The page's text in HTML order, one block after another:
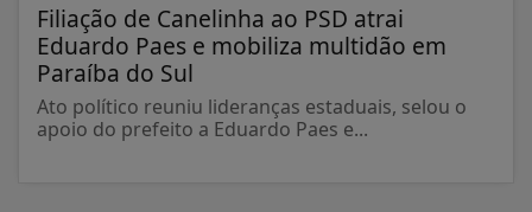
Filiação de Canelinha ao PSD atrai
Eduardo Paes e mobiliza multidão em
Paraíba do Sul
Ato político reuniu lideranças estaduais, selou o
apoio do prefeito a Eduardo Paes e...